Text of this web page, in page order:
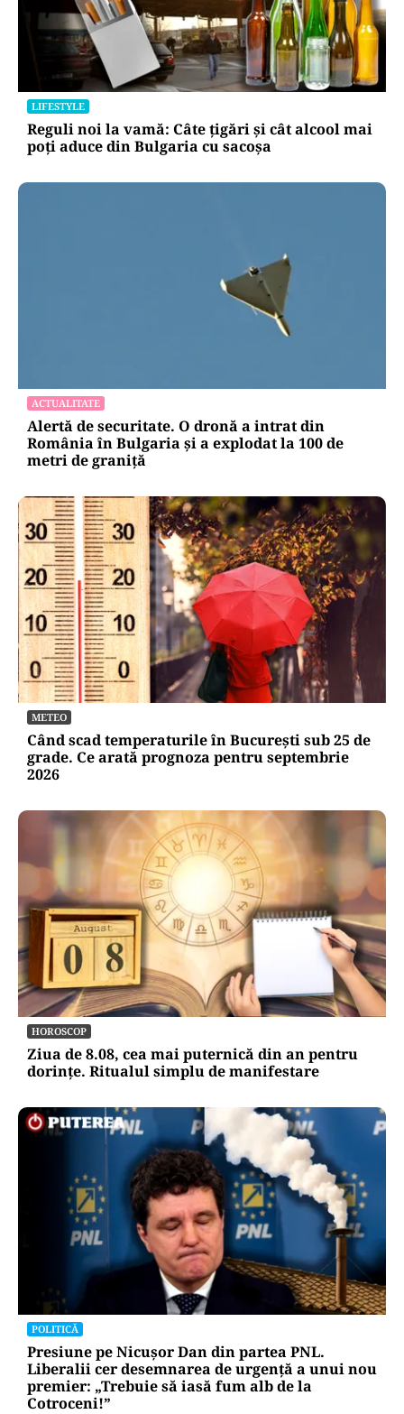
LIFESTYLE
Reguli noi la vamă: Câte țigări și cât alcool mai
poți aduce din Bulgaria cu sacoșa
ACTUALITATE
Alertă de securitate. O dronă a intrat din
România în Bulgaria şi a explodat la 100 de
metri de graniţă
METEO
Când scad temperaturile în București sub 25 de
grade. Ce arată prognoza pentru septembrie
2026
HOROSCOP
Ziua de 8.08, cea mai puternică din an pentru
dorințe. Ritualul simplu de manifestare
POLITICĂ
Presiune pe Nicușor Dan din partea PNL.
Liberalii cer desemnarea de urgență a unui nou
premier: „Trebuie să iasă fum alb de la
Cotroceni!”